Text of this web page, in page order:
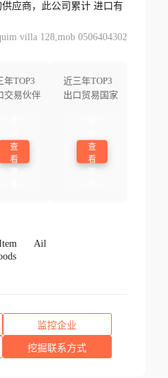
应商，此公司累计 进口有
villa 128,mob 0506404302
年TOP3
交易伙伴
查
看
近三年TOP3
出口贸易国家
查
看
Ail
监控企业
挖掘联系方式